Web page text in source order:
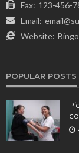
Fax: 123-456-
Email:
Website:
POPULAR POSTS